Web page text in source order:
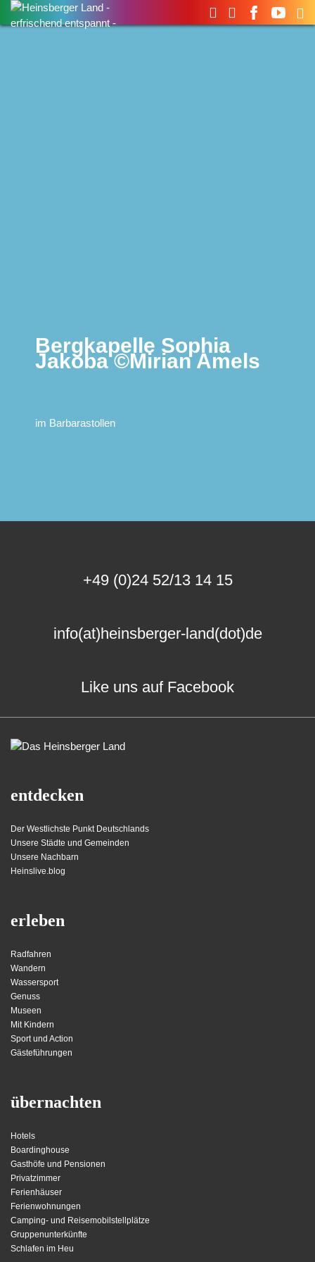
Suchen
nach:
Bergkapelle Sophia
Jakoba ©Mirian Amels
im Barbarastollen
+49 (0)24 52/13 14 15
info(at)heinsberger-land(dot)de
Like uns auf Facebook
entdecken
Der Westlichste Punkt Deutschlands
Unsere Städte und Gemeinden
Unsere Nachbarn
Heinslive.blog
erleben
Radfahren
Wandern
Wassersport
Genuss
Museen
Mit Kindern
Sport und Action
Gästeführungen
übernachten
Hotels
Boardinghouse
Gasthöfe und Pensionen
Privatzimmer
Ferienhäuser
Ferienwohnungen
Camping- und Reisemobilstellplätze
Gruppenunterkünfte
Schlafen im Heu